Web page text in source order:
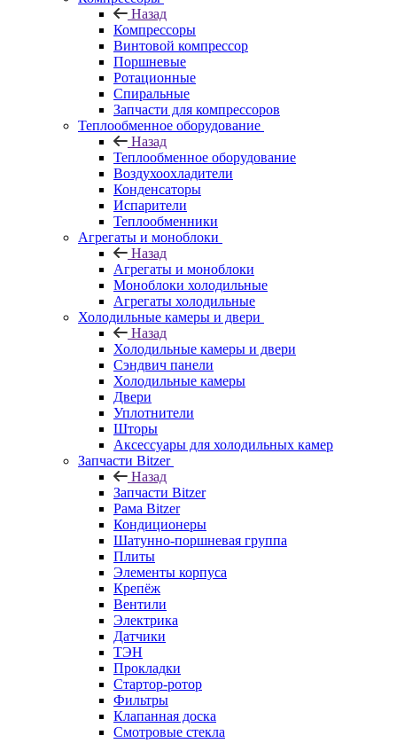
Назад
Компрессоры
Винтовой компрессор
Поршневые
Ротационные
Спиральные
Запчасти для компрессоров
Теплообменное оборудование
Назад
Теплообменное оборудование
Воздухоохладители
Конденсаторы
Испарители
Теплообменники
Агрегаты и моноблоки
Назад
Агрегаты и моноблоки
Моноблоки холодильные
Агрегаты холодильные
Холодильные камеры и двери
Назад
Холодильные камеры и двери
Сэндвич панели
Холодильные камеры
Двери
Уплотнители
Шторы
Аксессуары для холодильных камер
Запчасти Bitzer
Назад
Запчасти Bitzer
Рама Bitzer
Кондиционеры
Шатунно-поршневая группа
Плиты
Элементы корпуса
Крепёж
Вентили
Электрика
Датчики
ТЭН
Прокладки
Стартор-ротор
Фильтры
Клапанная доска
Смотровые стекла